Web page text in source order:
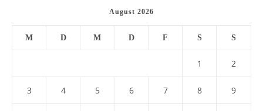
August 2026
M D M D F S S
1 2
3 4 5 6 7 8 9